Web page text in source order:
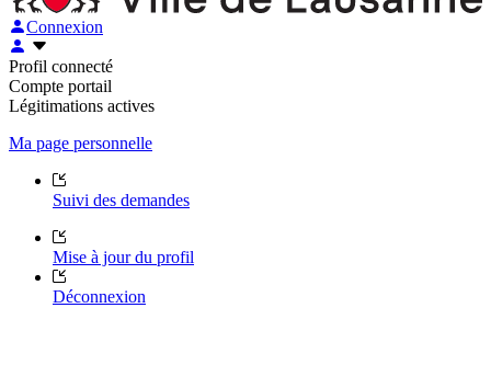
Connexion
Profil connecté
Compte portail
Légitimations actives
Ma page personnelle
Suivi des demandes
Mise à jour du profil
Déconnexion